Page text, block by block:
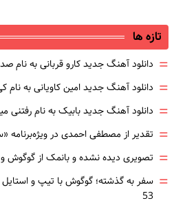
تازه ها
= دانلود آهنگ جدید کارو قربانی به نام
= دانلود آهنگ جدید امین کاویانی به نام
= دانلود آهنگ جدید بابیک به نام رفتنی
= تقدیر از مصطفی احمدی در ویژه‌برنامه
= تصویری دیده نشده و بانمک از گوگوش
=
53